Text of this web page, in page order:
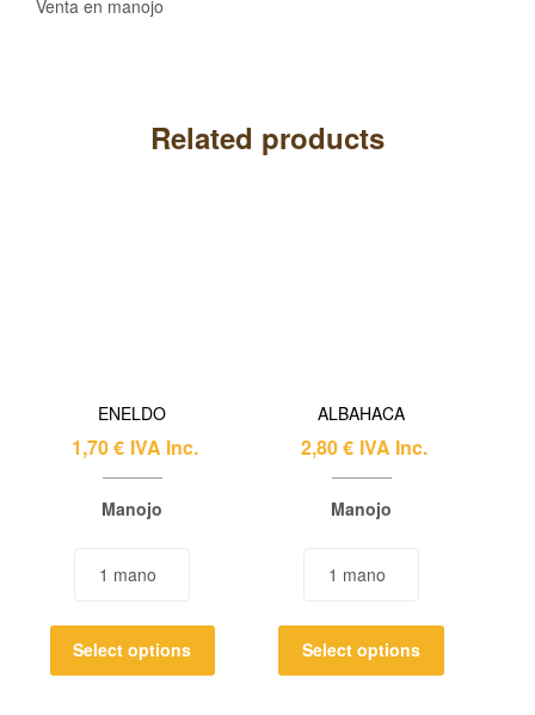
Venta en manojo
Related products
ENELDO
1,70€ IVA Inc.
Manojo
Select options
ALBAHACA
2,80€ IVA Inc.
Manojo
Select options